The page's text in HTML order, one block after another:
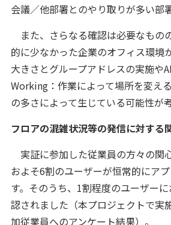
会議／他部署とのやり取りが多い部
また、さらなる確認は必要なもの
的に少なかった企業のオフィス環境
大きさとグループアドレスの実施や
Working：作業によって場所を変え
の多さによって生じている可能性が
フロアの混雑状況等の発信に対する
実証に参加した従業員の方々の関
およそ6割のユーザーが恒常的にア
す。そのうち、1割程度のユーザー
認されました（本プロジェクトで実
加従業員へのアンケート結果）。